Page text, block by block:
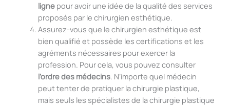
lignepour avoir une idée de la qualité des services
proposés par le chirurgien esthétique.
Assurez-vous que le chirurgien esthétique est
bien qualifié et possède les certifications et les
agréments nécessaires pour exercer la
profession. Pour cela, vous pouvez consulter
l’ordre des médecins. N’importe quel médecin
peut tenter de pratiquer la chirurgie plastique,
mais seuls les spécialistes de la chirurgie plastique